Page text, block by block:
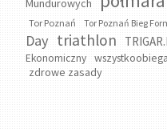
Mundurowych
Tor Poznań Tor Poznań Bieg
Day triathlon
Ekonomiczny
zdrowe zasady